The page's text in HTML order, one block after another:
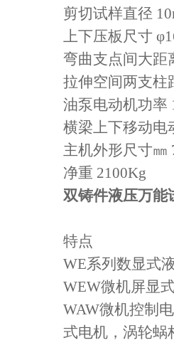
剪切试样直径
上下压板尺寸
弯曲支点间大距
拉伸空间两支柱
油泵电动机功率
横梁上下移动电
主机外形尺寸㎜
净重 2100Kg
双铸件液压万能
特点
WE系列数显式
WEW微机屏显
WAW微机控制
式电机，涡轮蜗